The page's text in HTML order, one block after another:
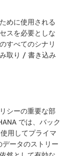
めに使用される
スを必要としな
すべてのシナリ
取り / 書き込み
シーの重要な部
では、バック
用してプライマ
ータのストリー